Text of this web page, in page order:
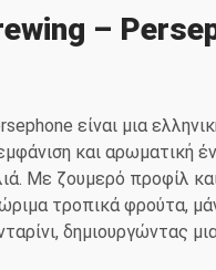
–
είναι μια
και αρωματική
Με ζουμερό προφίλ
τροπικά φρούτα,
δημιουργώντας